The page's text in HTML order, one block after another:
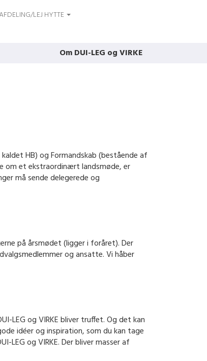
LEJ HYTTE
Om DUI-LEG og VIRKE
HB) og Formandskab (bestående af
om et ekstraordinært landsmøde, er
må sende delegerede og
på årsmødet (ligger i foråret). Der
og ansatte. Vi håber
LEG og VIRKE bliver truffet. Og det kan
idéer og inspiration, som du kan tage
og VIRKE. Der bliver masser af